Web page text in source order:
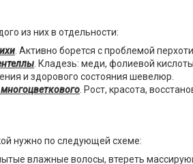
из них в отдельности:
. Активно борется с проблемой
. Кладезь: меди, фолиевой
и здорового состояния шевелюр.
. Рост, красота,
нужно по следующей схеме:
влажные волосы, втереть